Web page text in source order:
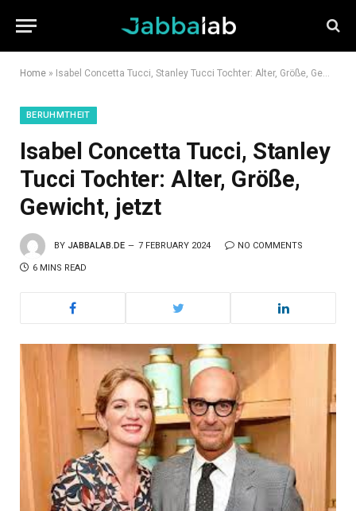
Home » Isabel Concetta Tucci, Stanley Tucci Tochter: Alter, Größe, Gewicht, jetzt
BERUHMTHEIT
Isabel Concetta Tucci, Stanley
Tucci Tochter: Alter, Größe,
Gewicht, jetzt
BY JABBALAB.DE 7 FEBRUARY 2024 NO COMMENTS
6 MINS READ